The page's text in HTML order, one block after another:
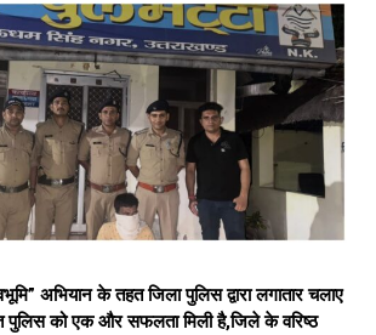
अभियान के तहत जिला पुलिस द्वारा लगातार चलाए
पुलिस को एक और सफलता मिली है,जिले के वरिष्ठ